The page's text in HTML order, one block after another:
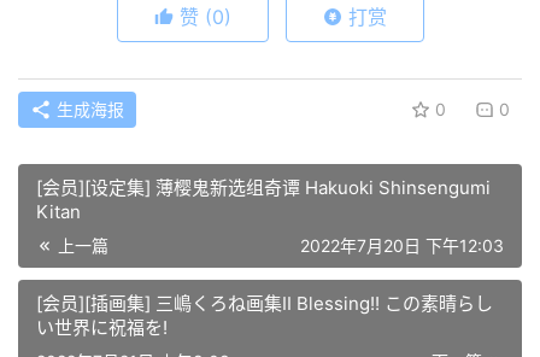
赞 (0) 打赏
生成海报 0 0
[会员][设定集] 薄樱鬼新选组奇谭 Hakuoki Shinsengumi
Kitan
上一篇 2022年7月20日 下午12:03
[会员][插画集] 三嶋くろね画集II Blessing!! この素晴らし
い世界に祝福を!